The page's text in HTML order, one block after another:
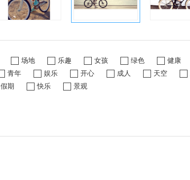
场地 乐趣 女孩 绿色 健康
青年 娱乐 开心 成人 天空
假期 快乐
景观